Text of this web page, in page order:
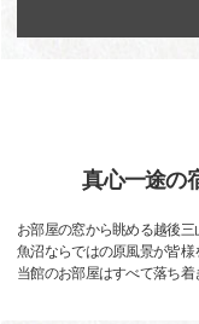
真心一途の
お部屋の窓から眺める越後三
魚沼ならではの原風景が皆様
当館のお部屋はすべて落ち